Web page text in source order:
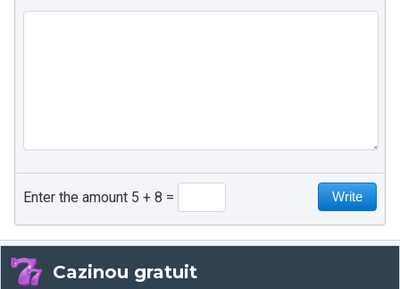
Enter the amount 5 + 8
Cazinou gratuit